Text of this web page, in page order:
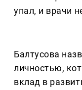
упал, и врачи
Балтусова
личностью,
вклад в